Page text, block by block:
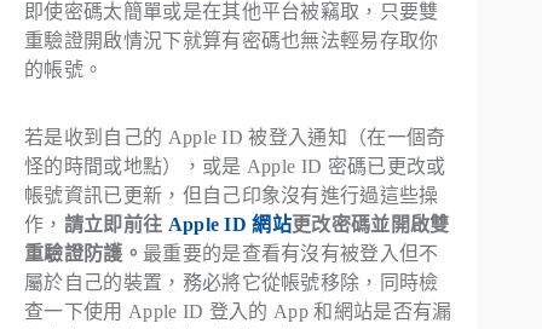
即使密碼太簡單或是在其他平台被竊取，只要雙
重驗證開啟情況下就算有密碼也無法輕易存取你
的帳號。
若是收到自己的 Apple ID 被登入通知（在一個奇
怪的時間或地點），或是 Apple ID 密碼已更改或
帳號資訊已更新，但自己印象沒有進行過這些操
作， 請立即前往 Apple ID 網站更改密碼並開啟雙
重驗證防護。 最重要的是查看有沒有被登入但不
屬於自己的裝置，務必將它從帳號移除，同時檢
查一下使用 Apple ID 登入的 App 和網站是否有漏